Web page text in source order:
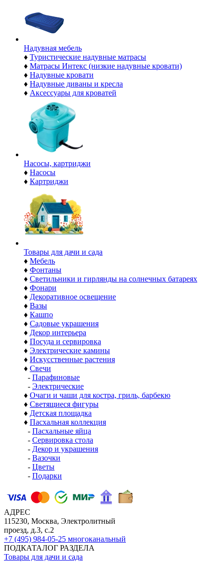
Надувная мебель
♦ Туристические надувные матрасы
♦ Матрасы Интекс (низкие надувные кровати)
♦ Надувные кровати
♦ Надувные диваны и кресла
♦ Аксессуары для кроватей
Насосы, картриджи
♦ Насосы
♦ Картриджи
Товары для дачи и сада
♦ Мебель
♦ Фонтаны
♦ Светильники и гирлянды на солнечных батареях
♦ Фонари
♦ Декоративное освещение
♦ Вазы
♦ Кашпо
♦ Садовые украшения
♦ Декор интерьера
♦ Посуда и сервировка
♦ Электрические камины
♦ Искусственные растения
♦ Свечи
- Парафиновые
- Электрические
♦ Очаги и чаши для костра, гриль, барбекю
♦ Светящиеся фигуры
♦ Детская площадка
♦ Пасхальная коллекция
- Пасхальные яйца
- Сервировка стола
- Декор и украшения
- Вазочки
- Цветы
- Подарки
АДРЕС
115230, Москва, Электролитный
проезд, д.3, с.2
+7 (495) 984-05-25 многоканальный
ПОДКАТАЛОГ РАЗДЕЛА
Товары для дачи и сада